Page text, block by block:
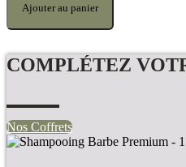
-
Gommage
Corps
aux
Cristaux
Liquides
Ajouter au panier
COMPLÉTEZ
Nos Coffrets